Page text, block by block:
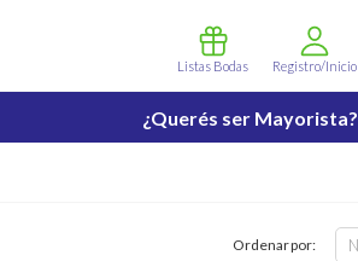
Listas Bodas Registro/Inicio
¿Querés ser Mayorista?
Ordenar por: